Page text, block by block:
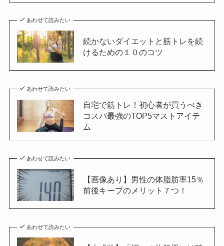
あわせて読みたい
続かないダイエットと筋トレを続
けるための１０のコツ
あわせて読みたい
自宅で筋トレ！初心者が買うべき
コスパ最強のTOP5マストアイテ
ム
あわせて読みたい
【画像あり】男性の体脂肪率15％
前後キープのメリット７つ！
あわせて読みたい